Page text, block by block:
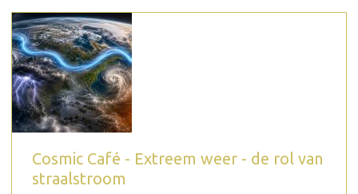
Cosmic Café - Extreem weer - de rol van
straalstroom